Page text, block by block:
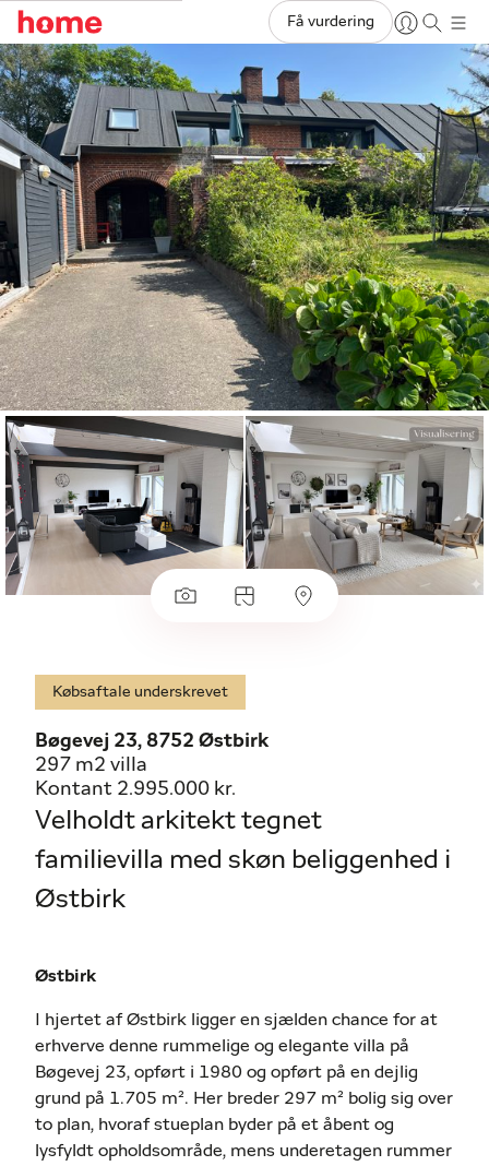
Få vurdering
Købsaftale underskrevet
Bøgevej 23, 8752 Østbirk
297 m2 villa
Kontant 2.995.000 kr.
Velholdt arkitekt tegnet
familievilla med skøn beliggenhed i
Østbirk
Østbirk
I hjertet af Østbirk ligger en sjælden chance for at
erhverve denne rummelige og elegante villa på
Bøgevej 23, opført i 1980 og opført på en dejlig
grund på 1.705 m². Her breder 297 m² bolig sig over
to plan, hvoraf stueplan byder på et åbent og
lysfyldt opholdsområde, mens underetagen rummer